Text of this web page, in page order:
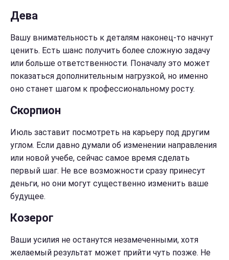
Дева
Вашу внимательность к деталям наконец-то начнут
ценить. Есть шанс получить более сложную задачу
или больше ответственности. Поначалу это может
показаться дополнительным нагрузкой, но именно
оно станет шагом к профессиональному росту.
Скорпион
Июль заставит посмотреть на карьеру под другим
углом. Если давно думали об изменении направления
или новой учебе, сейчас самое время сделать
первый шаг. Не все возможности сразу принесут
деньги, но они могут существенно изменить ваше
будущее.
Козерог
Ваши усилия не останутся незамеченными, хотя
желаемый результат может прийти чуть позже. Не